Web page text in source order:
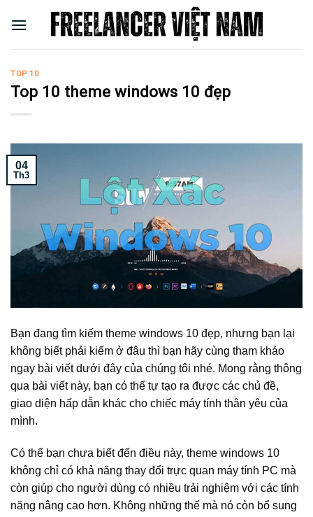
TOP 10
Top 10 theme windows 10 đẹp
04
Th3
Bạn đang tìm kiếm theme windows 10 đẹp, nhưng bạn lại
không biết phải kiếm ở đâu thì bạn hãy cùng tham khảo
ngay bài viết dưới đây của chúng tôi nhé. Mong rằng thông
qua bài viết này, bạn có thể tự tạo ra được các chủ đề,
giao diện hấp dẫn khác cho chiếc máy tính thân yêu của
mình.
Có thể bạn chưa biết đến điều này, theme windows 10
không chỉ có khả năng thay đổi trực quan máy tính PC mà
còn giúp cho người dùng có nhiều trải nghiệm với các tính
năng nâng cao hơn. Không những thế mà nó còn bổ sung